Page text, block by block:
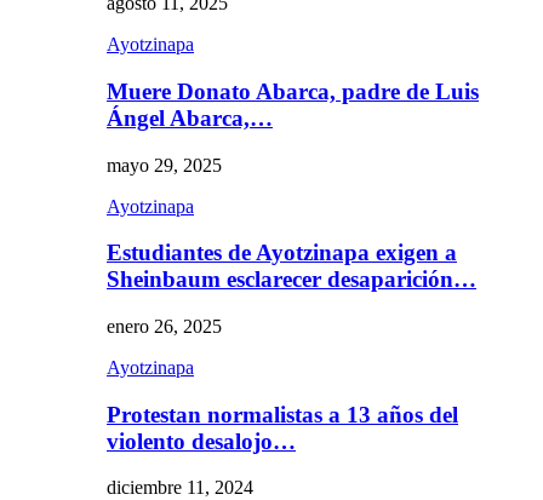
Ayotzinapa
Muere Donato Abarca, padre de Luis
Ángel Abarca,…
mayo 29, 2025
Ayotzinapa
Estudiantes de Ayotzinapa exigen a
Sheinbaum esclarecer desaparición…
enero 26, 2025
Ayotzinapa
Protestan normalistas a 13 años del
violento desalojo…
diciembre 11, 2024